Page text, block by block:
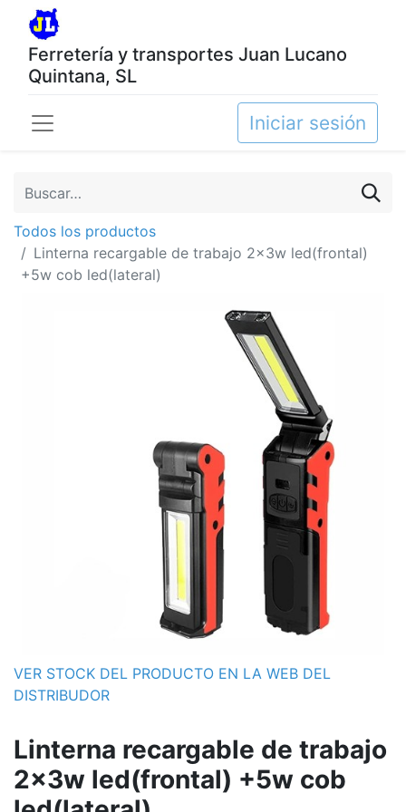
Ferretería y transportes Juan Lucano
Quintana, SL
Iniciar sesión
Todos los productos
Linterna recargable de trabajo 2x3w led(frontal)
+5w cob led(lateral)
VER STOCK DEL PRODUCTO EN LA WEB DEL
DISTRIBUDOR
Linterna recargable de trabajo
2x3w led(frontal) +5w cob